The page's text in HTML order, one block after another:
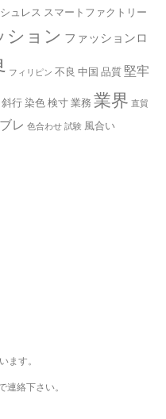
ュレス スマートファクトリー
ション ファッションロ
フィリピン 不良 中国 品質 堅牢
斜行染色検寸業務 業界 直貿
レ 色合わせ 試験 風合い
す。
絡下さい。